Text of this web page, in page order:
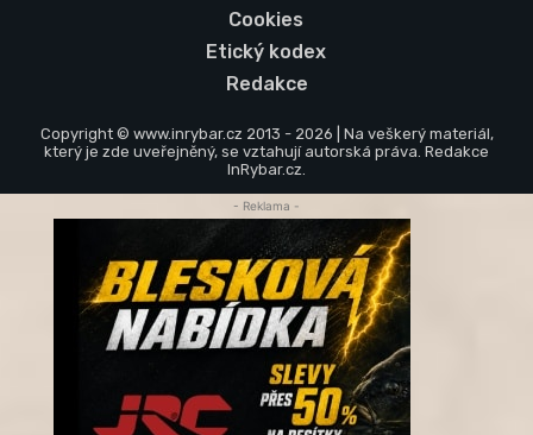
Cookies
Etický kodex
Redakce
Copyright © www.inrybar.cz 2013 - 2026 | Na veškerý materiál,
který je zde uveřejněný, se vztahují autorská práva. Redakce
InRybar.cz.
- Reklama -